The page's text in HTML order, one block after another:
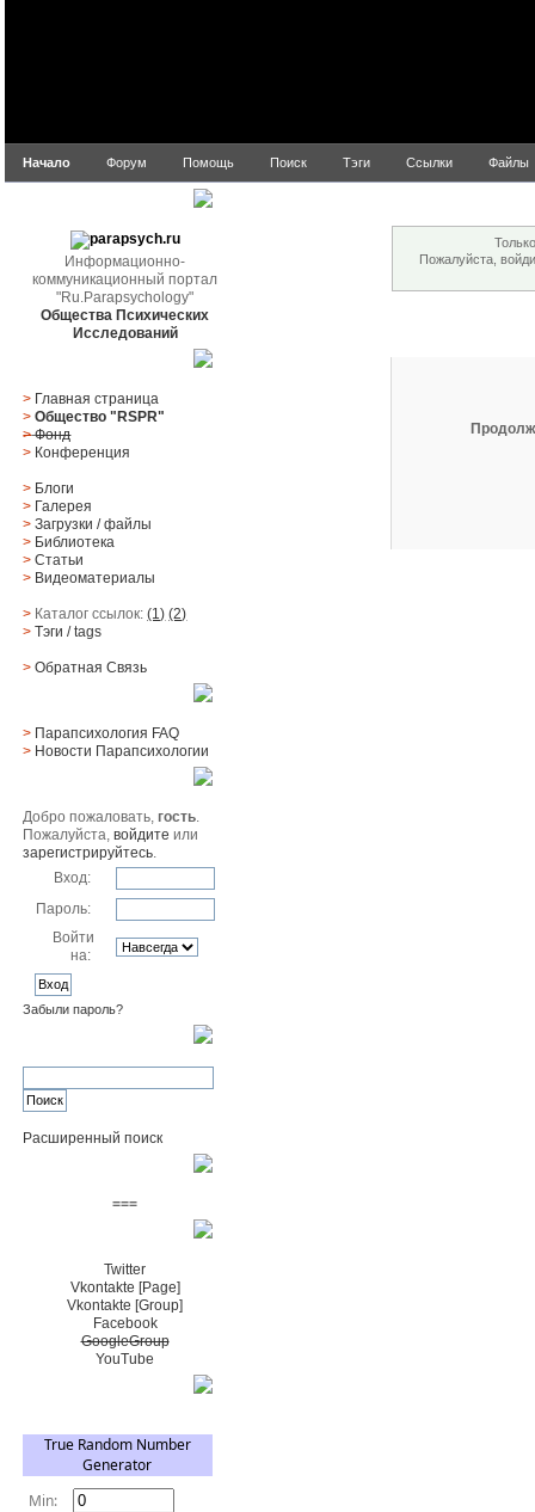
Начало Форум Помощь Поиск Тэги Ссылки Файлы
Информационно-
коммуникационный портал
"Ru.Parapsychology"
Общества Психических
Исследований
> Главная страница
> Общество "RSPR"
> Фонд
> Конференция
> Блоги
> Галерея
> Загрузки/файлы
> Библиотека
> Статьи
> Видеоматериалы
> Каталог ссылок:(1) (2)
> Тэги/ tags
> Обратная Cвязь
> Парапсихология FAQ
> Новости Парапсихологии
Добро пожаловать,гость.
Пожалуйста,войдите или
зарегистрируйтесь.
Вход:
Пароль:
Войти
на:
Забыли пароль?
Расширенный поиск
===
Twitter
Vkontakte [Page]
Vkontakte [Group]
Facebook
GoogleGroup
YouTube
Пожалуйста,